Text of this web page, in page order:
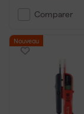
Comparer
Nouveau